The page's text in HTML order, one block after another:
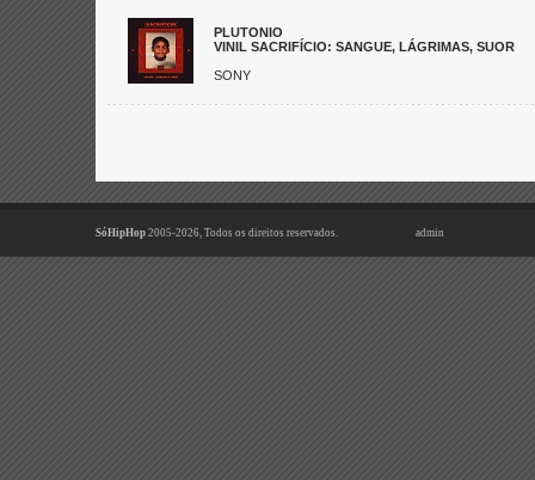
PLUTONIO
VINIL SACRIFÍCIO: SANGUE, LÁGRIMAS, SUOR
SONY
SóHipHop 2005-2026, Todos os direitos reservados. admin